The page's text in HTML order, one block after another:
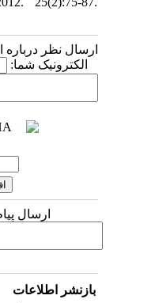
ارسال نظر درباره
الکترونیک شما:
ارسال
بازنشر اطلاعات